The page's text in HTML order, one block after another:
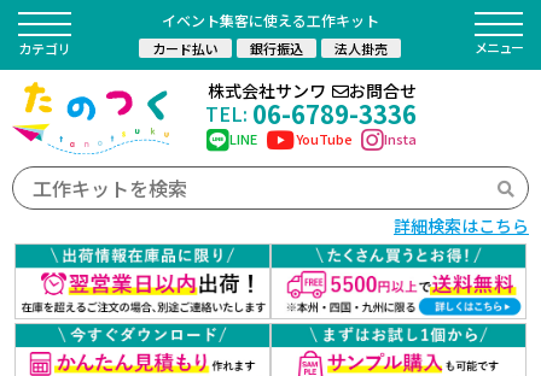
イベント集客に使える工作キット
カード払い 銀行振込 法人掛売
詳細検索はこちら
株式会社サンワ お問合せ
TEL: 06-6789-3336
LINE YouTube Insta
カテゴリ